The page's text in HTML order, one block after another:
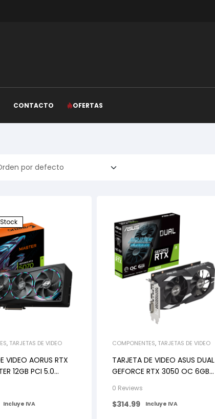
CONTACTO OFERTAS
, TARJETAS DE VIDEO
VIDEO AORUS RTX
12GB PCI 5.0
Incluye IVA
COMPONENTES, TARJETAS DE VIDEO
TARJETA DE VIDEO ASUS DUAL
GEFORCE RTX 3050 OC 6GB
0 Reviews
$314.99 Incluye IVA